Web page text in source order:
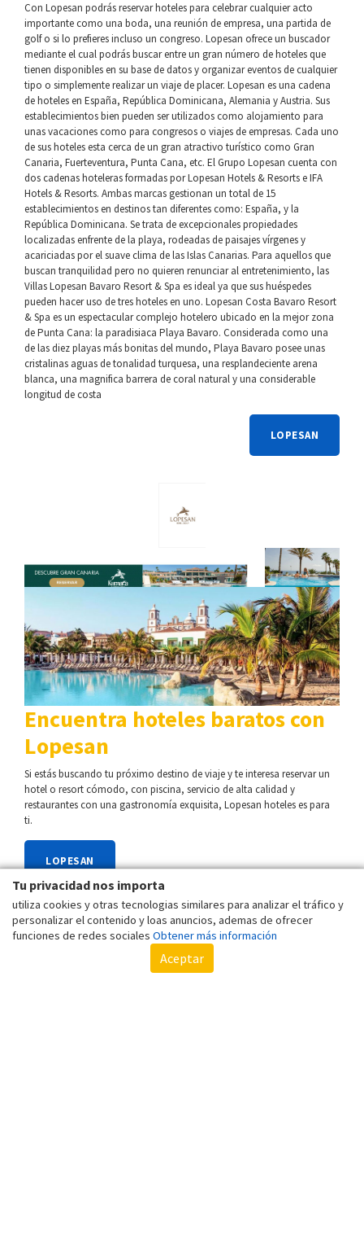
Tu privacidad nos importa
utiliza cookies y otras tecnologias similares para analizar el tráfico y
personalizar el contenido y loas anuncios, ademas de ofrecer
funciones de redes sociales Obtener más información
Aceptar
Con Lopesan podrás reservar hoteles para celebrar cualquier acto
importante como una boda, una reunión de empresa, una partida de
golf o si lo prefieres incluso un congreso. Lopesan ofrece un buscador
mediante el cual podrás buscar entre un gran número de hoteles que
tienen disponibles en su base de datos y organizar eventos de cualquier
tipo o simplemente realizar un viaje de placer. Lopesan es una cadena
de hoteles en España, República Dominicana, Alemania y Austria. Sus
establecimientos bien pueden ser utilizados como alojamiento para
unas vacaciones como para congresos o viajes de empresas. Cada uno
de sus hoteles esta cerca de un gran atractivo turístico como Gran
Canaria, Fuerteventura, Punta Cana, etc. El Grupo Lopesan cuenta con
dos cadenas hoteleras formadas por Lopesan Hotels & Resorts e IFA
Hotels & Resorts. Ambas marcas gestionan un total de 15
establecimientos en destinos tan diferentes como: España, y la
República Dominicana. Se trata de excepcionales propiedades
localizadas enfrente de la playa, rodeadas de paisajes vírgenes y
acariciadas por el suave clima de las Islas Canarias. Para aquellos que
buscan tranquilidad pero no quieren renunciar al entretenimiento, las
Villas Lopesan Bavaro Resort & Spa es ideal ya que sus huéspedes
pueden hacer uso de tres hoteles en uno. Lopesan Costa Bavaro Resort
& Spa es un espectacular complejo hotelero ubicado en la mejor zona
de Punta Cana: la paradisiaca Playa Bavaro. Considerada como una
de las diez playas más bonitas del mundo, Playa Bavaro posee unas
cristalinas aguas de tonalidad turquesa, una resplandeciente arena
blanca, una magnifica barrera de coral natural y una considerable
longitud de costa
LOPESAN
Encuentra hoteles baratos con
Lopesan
Si estás buscando tu próximo destino de viaje y te interesa reservar un
hotel o resort cómodo, con piscina, servicio de alta calidad y
restaurantes con una gastronomía exquisita, Lopesan hoteles es para
ti.
LOPESAN
Sobre Lopesan
Lopesan: cadena hotelera con gran variedad de hoteles y servicios que
se adaptan a todos. Lopesan Hotel Group es una cadena de hoteles que